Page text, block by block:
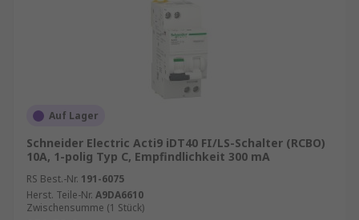
Auf Lager
Schneider Electric Acti9 iDT40 FI/LS-Schalter (RCBO)
10A, 1-polig Typ C, Empfindlichkeit 300 mA
RS Best.-Nr. 191-6075
Herst. Teile-Nr. A9DA6610
Zwischensumme (1 Stück)